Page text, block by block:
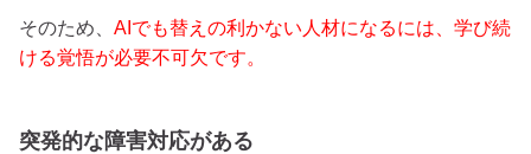
そのため、 AIでも替えの利かない人材になるには、学び続
ける覚悟が必要不可欠です。
突発的な障害対応がある